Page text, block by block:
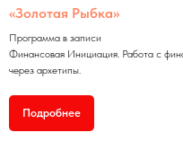
«Золотая Рыбка»
Программа в записи
Финансовая Инициация. Работа с
через архетипы.
Подробнее